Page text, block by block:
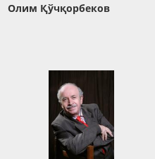
Олим Қўчқорбеков